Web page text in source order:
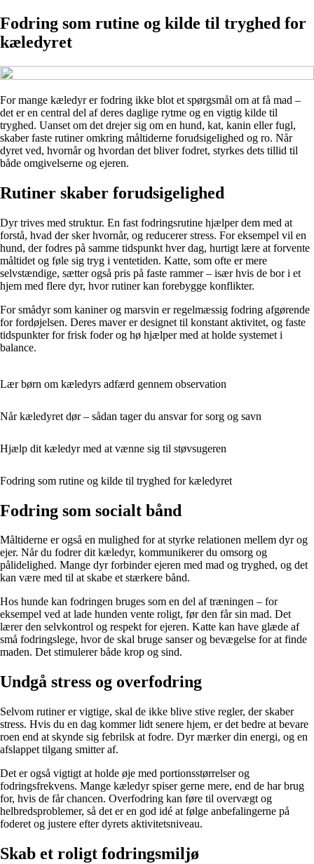
Fodring som rutine og kilde til tryghed for
kæledyret
For mange kæledyr er fodring ikke blot et spørgsmål om at få mad –
det er en central del af deres daglige rytme og en vigtig kilde til
tryghed. Uanset om det drejer sig om en hund, kat, kanin eller fugl,
skaber faste rutiner omkring måltiderne forudsigelighed og ro. Når
dyret ved, hvornår og hvordan det bliver fodret, styrkes dets tillid til
både omgivelserne og ejeren.
Rutiner skaber forudsigelighed
Dyr trives med struktur. En fast fodringsrutine hjælper dem med at
forstå, hvad der sker hvornår, og reducerer stress. For eksempel vil en
hund, der fodres på samme tidspunkt hver dag, hurtigt lære at forvente
måltidet og føle sig tryg i ventetiden. Katte, som ofte er mere
selvstændige, sætter også pris på faste rammer – især hvis de bor i et
hjem med flere dyr, hvor rutiner kan forebygge konflikter.
For smådyr som kaniner og marsvin er regelmæssig fodring afgørende
for fordøjelsen. Deres maver er designet til konstant aktivitet, og faste
tidspunkter for frisk foder og hø hjælper med at holde systemet i
balance.
Lær børn om kæledyrs adfærd gennem observation
Når kæledyret dør – sådan tager du ansvar for sorg og savn
Hjælp dit kæledyr med at vænne sig til støvsugeren
Fodring som rutine og kilde til tryghed for kæledyret
Fodring som socialt bånd
Måltiderne er også en mulighed for at styrke relationen mellem dyr og
ejer. Når du fodrer dit kæledyr, kommunikerer du omsorg og
pålidelighed. Mange dyr forbinder ejeren med mad og tryghed, og det
kan være med til at skabe et stærkere bånd.
Hos hunde kan fodringen bruges som en del af træningen – for
eksempel ved at lade hunden vente roligt, før den får sin mad. Det
lærer den selvkontrol og respekt for ejeren. Katte kan have glæde af
små fodringslege, hvor de skal bruge sanser og bevægelse for at finde
maden. Det stimulerer både krop og sind.
Undgå stress og overfodring
Selvom rutiner er vigtige, skal de ikke blive stive regler, der skaber
stress. Hvis du en dag kommer lidt senere hjem, er det bedre at bevare
roen end at skynde sig febrilsk at fodre. Dyr mærker din energi, og en
afslappet tilgang smitter af.
Det er også vigtigt at holde øje med portionsstørrelser og
fodringsfrekvens. Mange kæledyr spiser gerne mere, end de har brug
for, hvis de får chancen. Overfodring kan føre til overvægt og
helbredsproblemer, så det er en god idé at følge anbefalingerne på
foderet og justere efter dyrets aktivitetsniveau.
Skab et roligt fodringsmiljø